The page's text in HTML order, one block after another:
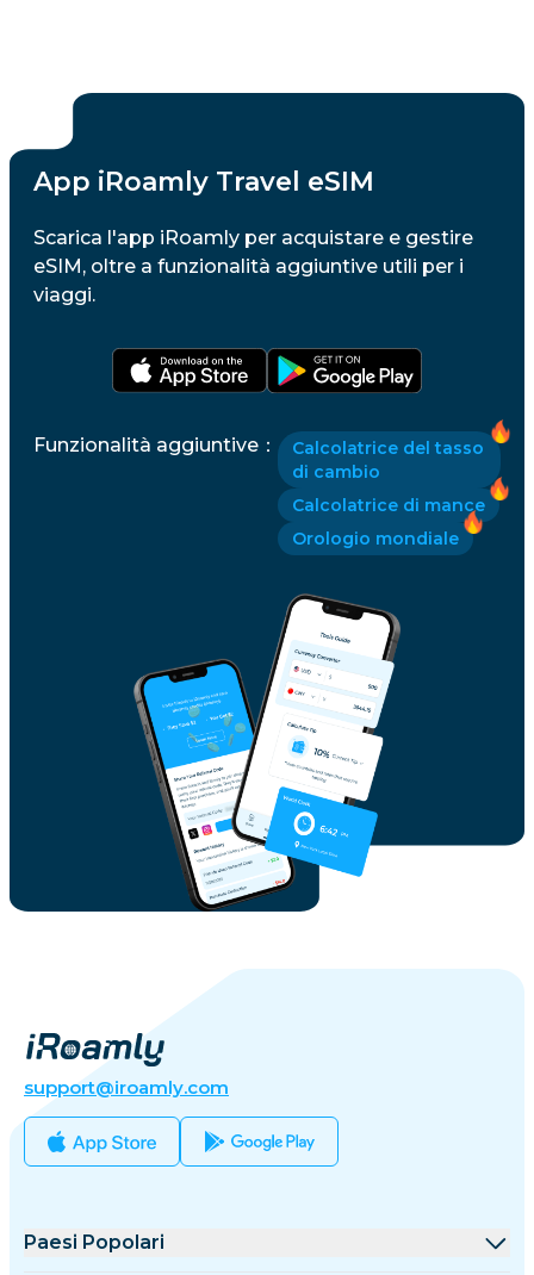
App iRoamly Travel eSIM
Scarica l'app iRoamly per acquistare e gestire
eSIM, oltre a funzionalità aggiuntive utili per i
viaggi.
Funzionalità aggiuntive ：
Calcolatrice del tasso
di cambio
Calcolatrice di mance
Orologio mondiale
support@iroamly.com
Paesi Popolari